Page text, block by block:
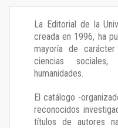
La Editorial de la
creada en 1996, ha
mayoría de
ciencias
humanidades.
El catálogo -
reconocidos
títulos de autores